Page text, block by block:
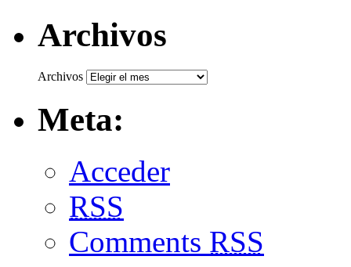
Archivos
Archivos
Meta:
Acceder
RSS
Comments RSS